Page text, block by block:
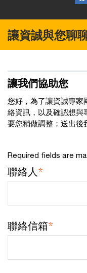
讓資誠與您聊
讓我們協助您
您好，為了讓資誠專家
絡資訊，以及確認想與
要您稍做調整；送出後
Required fields are
聯絡人*
聯絡信箱*